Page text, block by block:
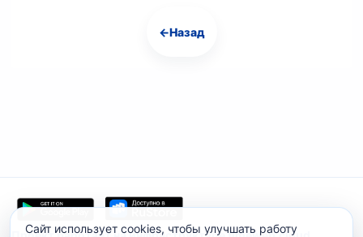
Навигация
←Назад
Сайт использует cookies, чтобы улучшать работу